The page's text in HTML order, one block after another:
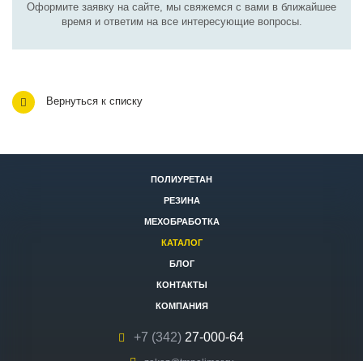
Оформите заявку на сайте, мы свяжемся с вами в ближайшее
время и ответим на все интересующие вопросы.
Вернуться к списку
ПОЛИУРЕТАН
РЕЗИНА
МЕХОБРАБОТКА
КАТАЛОГ
БЛОГ
КОНТАКТЫ
КОМПАНИЯ
+7 (342) 27-000-64